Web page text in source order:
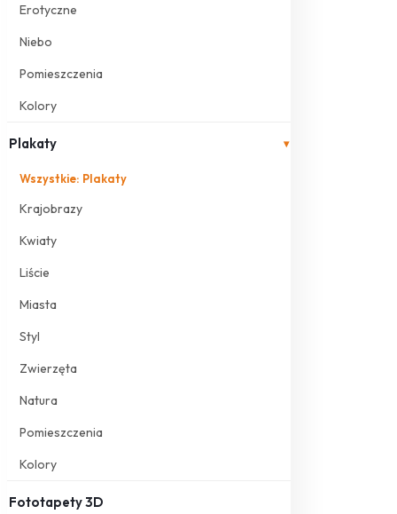
Erotyczne
Niebo
Pomieszczenia
Kolory
Plakaty ▾
Wszystkie: Plakaty
Krajobrazy
Kwiaty
Liście
Miasta
Styl
Zwierzęta
Natura
Pomieszczenia
Kolory
Fototapety 3D